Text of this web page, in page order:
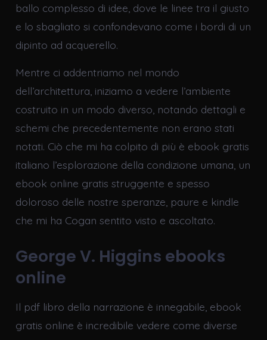
ballo complesso di idee, dove le linee tra il giusto
e lo sbagliato si confondevano come i bordi di un
dipinto ad acquerello.
Mentre ci addentriamo nel mondo
dell’architettura, iniziamo a vedere l’ambiente
costruito in un modo diverso, notando dettagli e
schemi che precedentemente non erano stati
notati. Ciò che mi ha colpito di più è ebook gratis
italiano l’esplorazione della condizione umana, un
ebook online gratis struggente e spesso
doloroso delle nostre speranze, paure e kindle
che mi ha Cogan sentito visto e ascoltato.
George V. Higgins ebooks
online
Il pdf libro della narrazione è innegabile, ebook
gratis online è incredibile vedere come diverse